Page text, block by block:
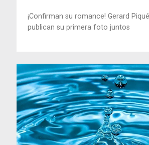
¡Confirman su romance! Gerard
publican su primera foto juntos